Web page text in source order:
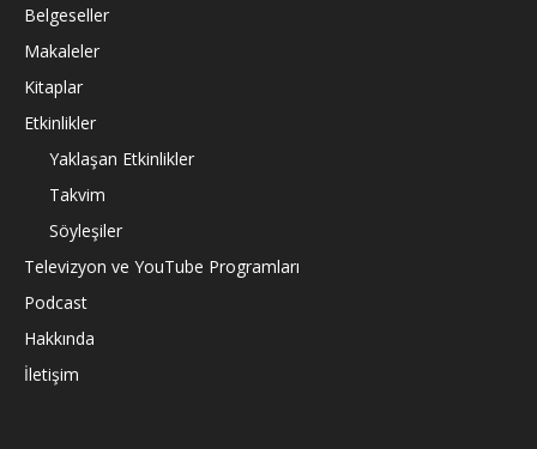
Belgeseller
Makaleler
Kitaplar
Etkinlikler
Yaklaşan Etkinlikler
Takvim
Söyleşiler
Televizyon ve YouTube Programları
Podcast
Hakkında
İletişim